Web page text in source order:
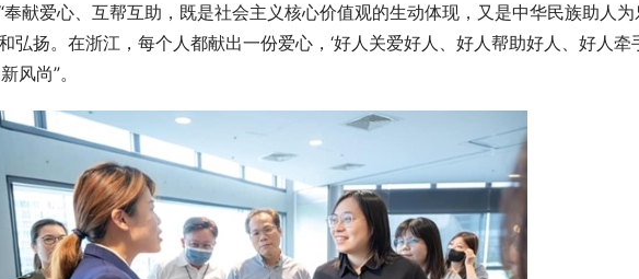
献爱心、互帮互助，既是社会主义核心价值观的生动体现，又是中华民族助人为
弘扬。在浙江，每个人都献出一份爱心，‘好人关爱好人、好人帮助好人、好人牵
风尚”。